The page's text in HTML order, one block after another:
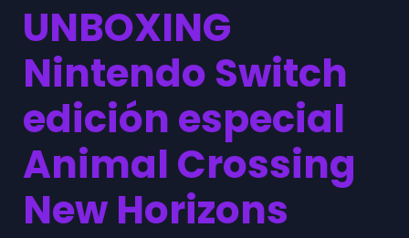
UNBOXING
Nintendo Switch
edición especial
Animal Crossing
New Horizons